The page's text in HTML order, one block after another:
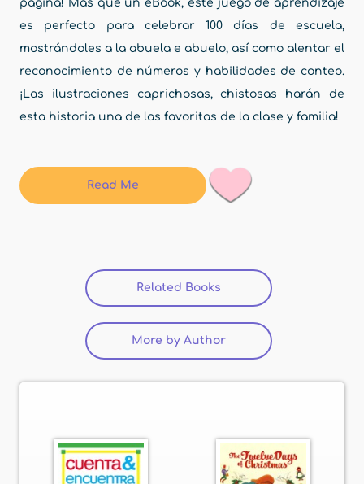
página! Más que un eBook, este juego de aprendizaje
es perfecto para celebrar 100 días de escuela,
mostrándoles a la abuela e abuelo, así como alentar el
reconocimiento de números y habilidades de conteo.
¡Las ilustraciones caprichosas, chistosas harán de
esta historia una de las favoritas de la clase y familia!
Read Me
Related Books
More by Author (active tab)